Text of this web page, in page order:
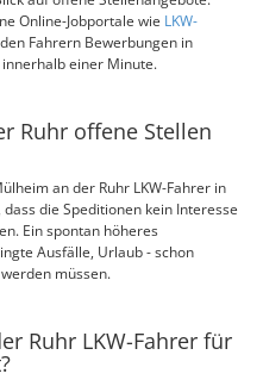
Online-Jobportale wie LKW-
Fahrern Bewerbungen in
einer Minute.
Ruhr offene Stellen
an der Ruhr LKW-Fahrer in
die Speditionen kein Interesse
Ein spontan höheres
Ausfälle, Urlaub - schon
müssen.
Ruhr LKW-Fahrer für